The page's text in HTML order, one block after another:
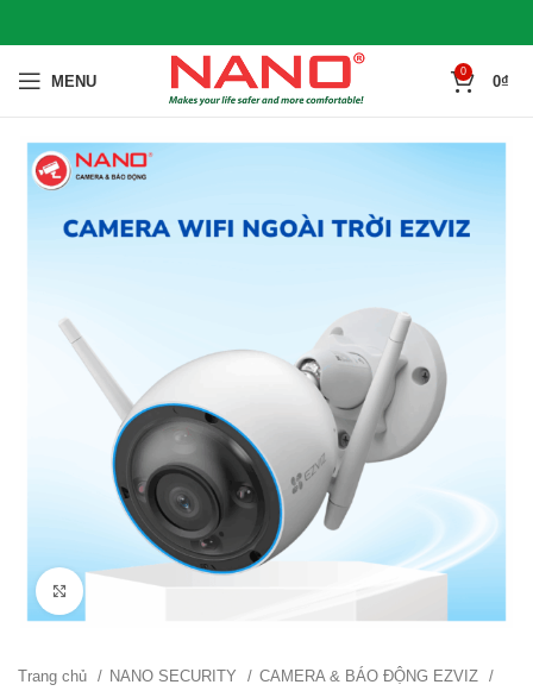
MENU
0
0₫
Click to enlarge
Trang chủ NANO SECURITY
CAMERA & BÁO ĐỘNG EZVIZ